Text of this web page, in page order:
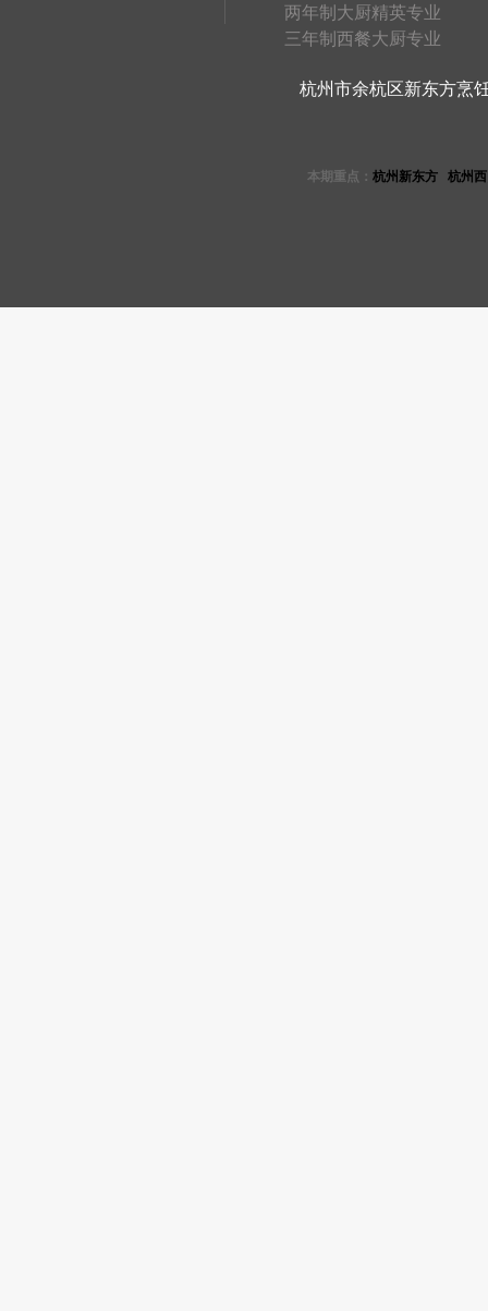
两年制大厨精英专业
三年制西餐大厨专业
杭州市余杭区新东方烹
本期重点： 杭州新东方 杭州